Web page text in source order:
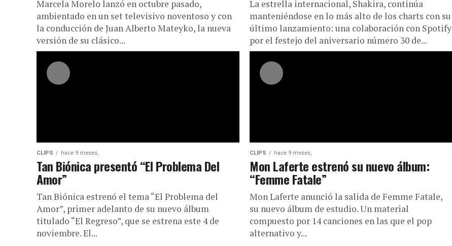
Marcela Morelo lanzó en octubre pasado,
ambientado en un set televisivo noventoso y con
la conducción de Juan Alberto Mateyko, la nueva
versión de su clásico...
La estrella internacional, Shakira, continúa
manteniéndose en lo más alto de los charts con su
último lanzamiento: una colaboración con Spotify
por el festejo del aniversario número 30 de...
CLIPS hace 9 meses,
Tan Biónica presentó “El Problema Del
Amor”
Tan Biónica estrenó el tema “El Problema del
Amor”, primer adelanto de su nuevo álbum
titulado “El Regreso”, que se estrena este 4 de
noviembre. El...
CLIPS hace 9 meses,
Mon Laferte estrenó su nuevo álbum:
“Femme Fatale”
Mon Laferte anunció la salida de Femme Fatale,
su nuevo álbum de estudio. Un material
compuesto por 14 canciones en las que el pop
alternativo y...